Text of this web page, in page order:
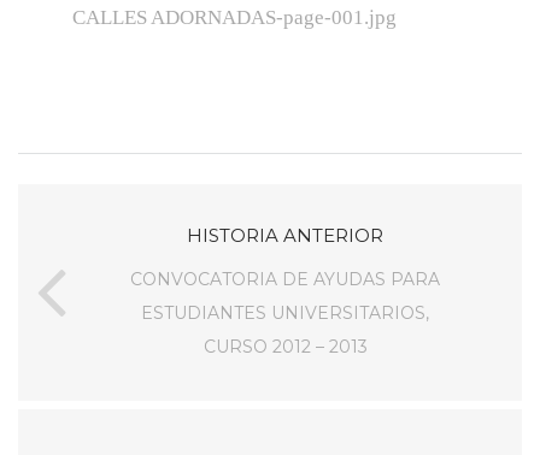
HISTORIA ANTERIOR
CONVOCATORIA DE AYUDAS PARA
ESTUDIANTES UNIVERSITARIOS,
CURSO 2012 – 2013